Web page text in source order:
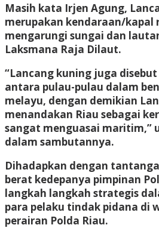
Masih kata Irjen Agung,
merupakan kendaraan/
mengarungi sungai dan
Laksmana Raja Dilaut.
“Lancang kuning juga
antara pulau-pulau dalam
melayu, dengan demikian
menandakan Riau sebagai
sangat menguasai maritim,”
dalam sambutannya.
Dihadapkan dengan
berat kedepanya pimpinan
langkah langkah strategis
para pelaku tindak pidana di
perairan Polda Riau.